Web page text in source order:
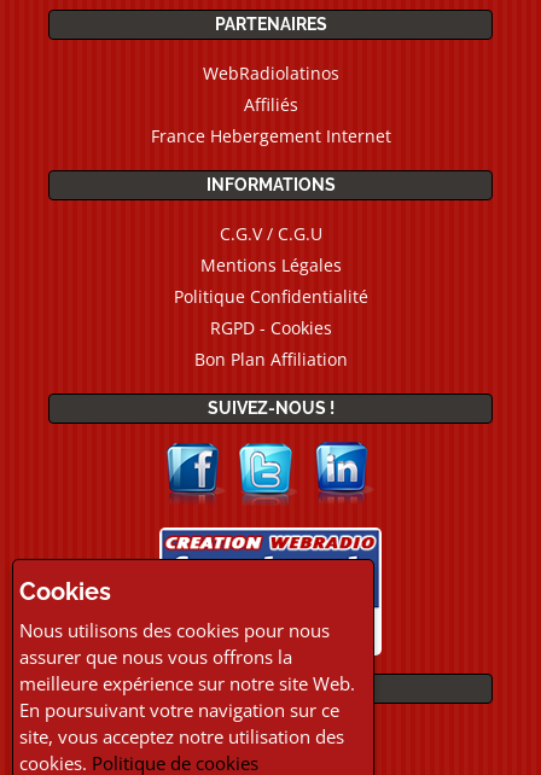
PARTENAIRES
WebRadiolatinos
Affiliés
France Hebergement Internet
INFORMATIONS
C.G.V / C.G.U
Mentions Légales
Politique Confidentialité
RGPD - Cookies
Bon Plan Affiliation
SUIVEZ-NOUS !
PAIEMENTS
Cookies
Nous utilisons des cookies pour nous
assurer que nous vous offrons la
meilleure expérience sur notre site Web.
En poursuivant votre navigation sur ce
site, vous acceptez notre utilisation des
cookies. Politique de cookies